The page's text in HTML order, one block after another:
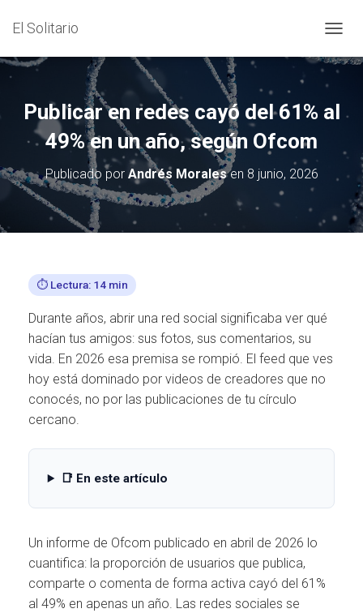
El Solitario
A
M
A
D
Publicar en redes cayó del 61% al
49% en un año, según Ofcom
Publicado por Andrés Moralesen 8 junio, 2026
⏱️ Lectura: 14 min
Durante años, abrir una red social significaba ver qué
hacían tus amigos: sus fotos, sus comentarios, su
vida. En 2026 esa premisa se rompió. El feed que ves
hoy está dominado por videos de creadores que no
conocés, no por las publicaciones de tu círculo
cercano.
📑 En este artículo
Un informe de Ofcom publicado en abril de 2026 lo
cuantifica: la proporción de usuarios que publica,
comparte o comenta de forma activa cayó del 61%
al 49% en apenas un año. Las redes sociales se